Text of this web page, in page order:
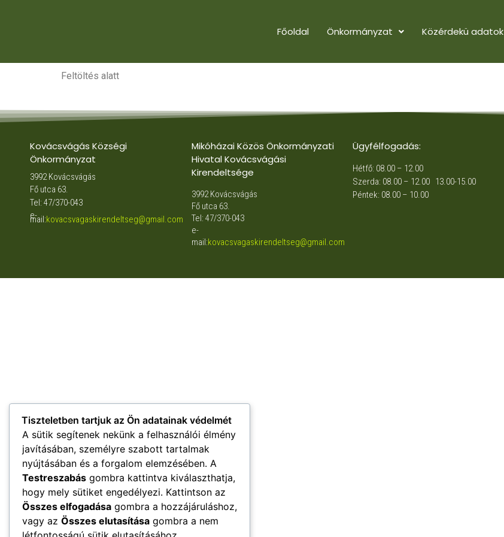
Főoldal Önkormányzat Közérdekü adatok
Feltöltés alatt
Kovácsvágás Községi
Önkormányzat
3992 Kovácsvágás
Fő utca 63.
Tel: 47/370-043
e-
mail:kovacsvagaskirendeltseg@gmail.com
Mikóházai Közös Önkormányzati
Hivatal Kovácsvágási
Kirendeltsége
3992 Kovácsvágás
Fő utca 63.
Tel: 47/370-043
e-
mail:kovacsvagaskirendeltseg@gmail.com
Ügyfélfogadás:
Hétfő: 08.00 – 12.00
Szerda: 08.00 – 12.00 13.00-15.00
Péntek: 08.00 – 10.00
Tiszteletben tartjuk az Ön adatainak védelmét
A sütik segítenek nekünk a felhasználói élmény
javításában, személyre szabott tartalmak
nyújtásában és a forgalom elemzésében. A
Testreszabás gombra kattintva kiválaszthatja,
hogy mely sütiket engedélyezi. Kattintson az
Összes elfogadása gombra a hozzájáruláshoz,
vagy az Összes elutasítása gombra a nem